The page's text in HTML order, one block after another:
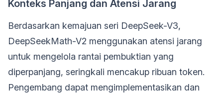
Konteks Panjang dan Atensi Jarang
Berdasarkan kemajuan seri DeepSeek-V3,
DeepSeekMath-V2 menggunakan atensi jarang
untuk mengelola rantai pembuktian yang
diperpanjang, seringkali mencakup ribuan token.
Pengembang dapat mengimplementasikan dan